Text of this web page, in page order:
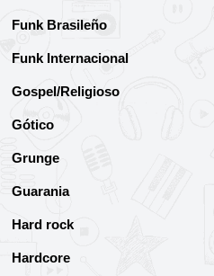
Funk Brasileño
Funk Internacional
Gospel/Religioso
Gótico
Grunge
Guarania
Hard rock
Hardcore